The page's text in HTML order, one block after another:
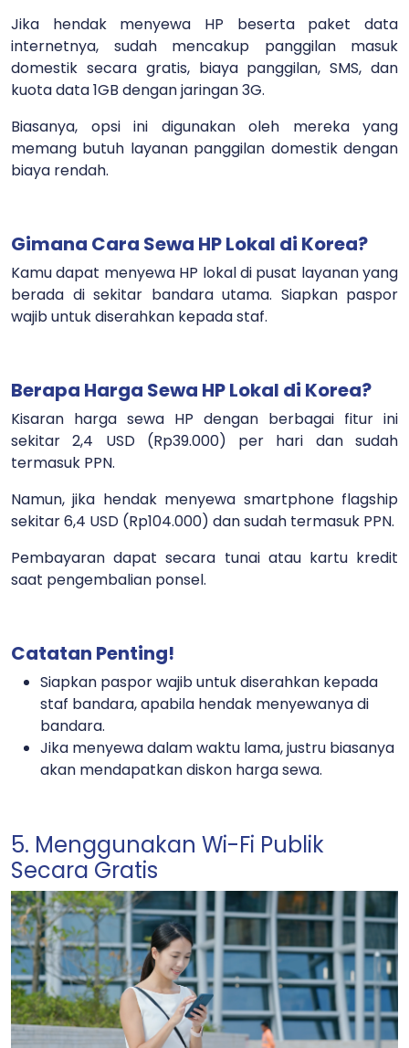
Jika hendak menyewa HP beserta paket data
internetnya, sudah mencakup panggilan masuk
domestik secara gratis, biaya panggilan, SMS, dan
kuota data 1GB dengan jaringan 3G.
Biasanya, opsi ini digunakan oleh mereka yang
memang butuh layanan panggilan domestik dengan
biaya rendah.
Gimana Cara Sewa HP Lokal di Korea?
Kamu dapat menyewa HP lokal di pusat layanan yang
berada di sekitar bandara utama. Siapkan paspor
wajib untuk diserahkan kepada staf.
Berapa Harga Sewa HP Lokal di Korea?
Kisaran harga sewa HP dengan berbagai fitur ini
sekitar 2,4 USD (Rp39.000) per hari dan sudah
termasuk PPN.
Namun, jika hendak menyewa smartphone flagship
sekitar 6,4 USD (Rp104.000) dan sudah termasuk PPN.
Pembayaran dapat secara tunai atau kartu kredit
saat pengembalian ponsel.
Catatan Penting!
Siapkan paspor wajib untuk diserahkan kepada
staf bandara, apabila hendak menyewanya di
bandara.
Jika menyewa dalam waktu lama, justru biasanya
akan mendapatkan diskon harga sewa.
5. Menggunakan Wi-Fi Publik
Secara Gratis